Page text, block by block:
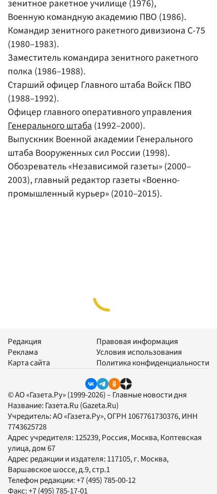
зенитное ракетное училище (1976),
Военную командную академию ПВО (1986).
Командир зенитного ракетного дивизиона С-75
(1980–1983).
Заместитель командира зенитного ракетного
полка (1986–1988).
Старший офицер Главного штаба Войск ПВО
(1988–1992).
Офицер главного оперативного управления
Генерального штаба(1992–2000).
Выпускник Военной академии Генерального
штаба Вооруженных сил России (1998).
Обозреватель «Независимой газеты» (2000–
2003), главный редактор газеты «Военно-
промышленный курьер» (2010–2015).
Редакция
Реклама
Карта сайта
Правовая информация
Условия использования
Политика конфиденциальности
© АО «Газета.Ру» (1999-2026) – Главные новости дня
Название: Газета.Ru (Gazeta.Ru)
Учредитель:АО «Газета.Ру», ОГРН 1067761730376, ИНН
7743625728
Адрес учредителя: 125239, Россия, Москва, Коптевская
улица, дом 67
Адрес редакции и издателя: 117105, г. Москва,
Варшавское шоссе, д.9, стр.1
Телефон редакции:+7 (495) 785-00-12
Факс:+7 (495) 785-17-01